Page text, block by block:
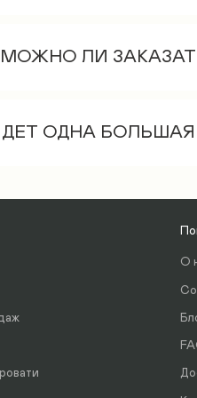
при
ЛИ
ОДНА
О